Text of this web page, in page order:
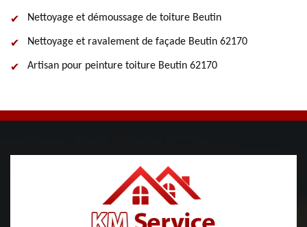
Nettoyage et démoussage de toiture Beutin
Nettoyage et ravalement de façade Beutin 62170
Artisan pour peinture toiture Beutin 62170